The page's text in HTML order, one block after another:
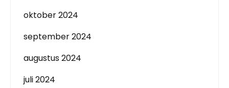
oktober 2024
september 2024
augustus 2024
juli 2024